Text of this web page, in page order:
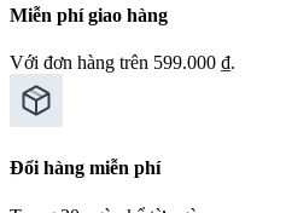
Miễn phí giao hàng
Với đơn hàng trên 599.000 ₫.
Đổi hàng miễn phí